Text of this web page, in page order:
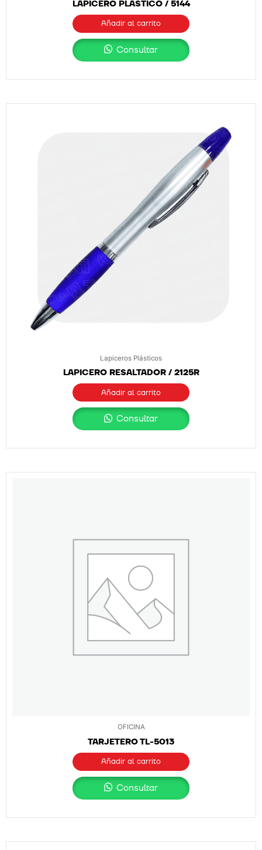
LAPICERO PLÁSTICO / 5144
Añadir al carrito
Consultar
Lapiceros Plásticos
LAPICERO RESALTADOR / 2125R
Añadir al carrito
Consultar
OFICINA
TARJETERO TL-5013
Añadir al carrito
Consultar